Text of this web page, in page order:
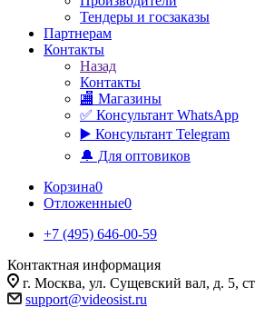
Тендеры и госзаказы
Партнерам
Контакты
Назад
Контакты
🏬 Магазины
✅️ Консультант WhatsApp
▶️ Консультант Telegram
🔔 Для оптовиков
Корзина0
Отложенные0
+7 (495) 646-00-59
Контактная информация
г. Москва, ул. Сущевский вал, д. 5,
support@videosist.ru